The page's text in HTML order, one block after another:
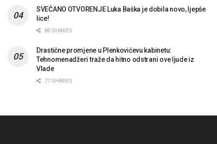
SVEČANO OTVORENJE Luka Baška je dobila novo, ljepše
lice!
80 SHARES
Drastične promjene u Plenkovićevu kabinetu:
Tehnomenadžeri traže da hitno odstrani ove ljude iz
Vlade
77 SHARES